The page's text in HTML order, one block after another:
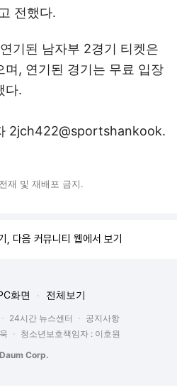
전했다.
기된 남자부 2경기 티켓은
며, 연기된 경기는 무료 입장
다.
2jch422@sportshankook.
재 및 재배포 금지.
, 다음 커뮤니티 웹에서 보기
화면 전체보기
24시간 뉴스센터
공지사항
청소년보호책임자 : 이호원
Corp.